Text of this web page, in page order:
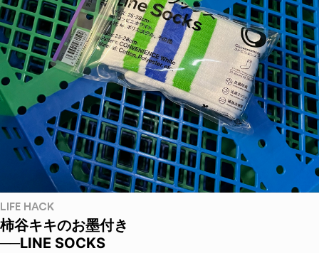
LIFE HACK
柿谷キキのお墨付き
──LINE SOCKS